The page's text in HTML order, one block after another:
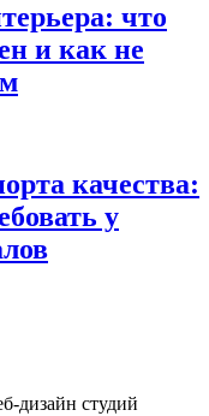
что
и как не
качества:
у
дизайн студий